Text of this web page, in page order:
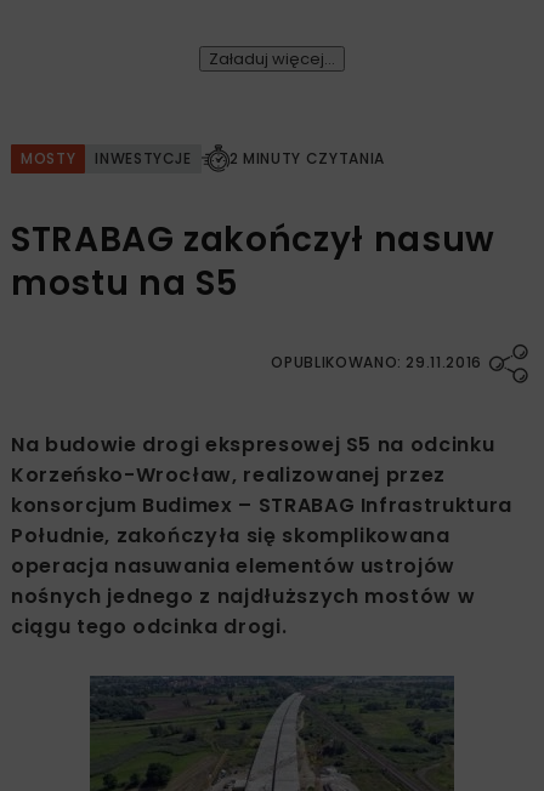
Załaduj więcej...
MOSTY INWESTYCJE 2 MINUTY CZYTANIA
STRABAG zakończył nasuw
mostu na S5
OPUBLIKOWANO: 29.11.2016
Na budowie drogi ekspresowej S5 na odcinku
Korzeńsko-Wrocław, realizowanej przez
konsorcjum Budimex – STRABAG Infrastruktura
Południe, zakończyła się skomplikowana
operacja nasuwania elementów ustrojów
nośnych jednego z najdłuższych mostów w
ciągu tego odcinka drogi.